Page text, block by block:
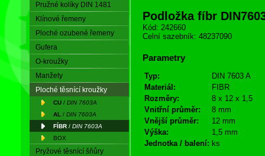
Pružné kolíky DIN 1481
Klínové řemeny
Ploché ozubené řemeny
Gufera
O-kroužky
Manžety
Ploché těsnící kroužky
CU / DIN 7603A
AL / DIN 7603A
FÍBR / DIN 7603A
BOX
Pryžové těsnící šňůry
Podložka fíbr
Kód: 242660
Celní sazebník: 48237090
Parametry
Typ:
DIN 7603 A
Materiál:
FIBR
Rozměry:
8 x 12 x 1,5
Vnitřní průměr:
8 mm
Vnější průměr:
12 mm
Výška:
1,5 mm
Jednotka / balení: ks